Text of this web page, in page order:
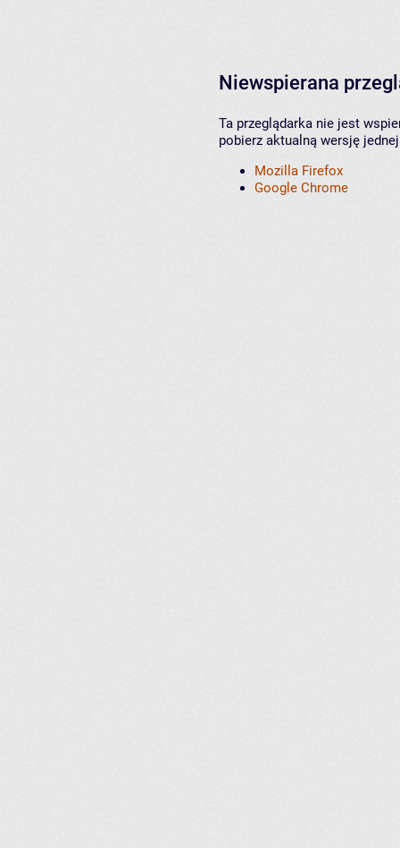
Niewspierana
Ta przeglądarka nie jest
pobierz aktualną wersję
Mozilla Firefox
Google Chrome